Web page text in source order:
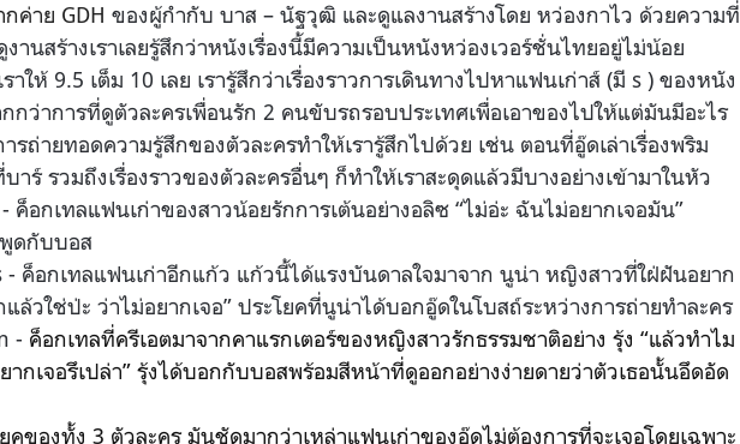
ค่าย GDH ของผู้กำกับ บาส – นัฐวุฒิ และดูแลงานสร้างโดย หว่องกาไว ด้วยความที่
านสร้างเราเลยรู้สึกว่าหนังเรื่องนี้มีความเป็นหนังหว่องเวอร์ชั่นไทยอยู่ไม่น้อย
าให้ 9.5 เต็ม 10 เลย เรารู้สึกว่าเรื่องราวการเดินทางไปหาแฟนเก่าส์ (มี s ) ของหนัง
กว่าการที่ดูตัวละครเพื่อนรัก 2 คนขับรถรอบประเทศเพื่อเอาของไปให้แต่มันมีอะไร
รถ่ายทอดความรู้สึกของตัวละครทำให้เรารู้สึกไปด้วย เช่น ตอนที่อู๊ดเล่าเรื่องพริม
ร์ รวมถึงเรื่องราวของตัวละครอื่นๆ ก็ทำให้เราสะดุดแล้วมีบางอย่างเข้ามาในหัว
อกเทลแฟนเก่าของสาวน้อยรักการเต้นอย่างอลิซ “ไม่อ่ะ ฉันไม่อยากเจอมัน”
ดกับบอส
ค็อกเทลแฟนเก่าอีกแก้ว แก้วนี้ได้แรงบันดาลใจมาจาก นูน่า หญิงสาวที่ใฝ่ฝันอยาก
แล้วใช่ป่ะ ว่าไม่อยากเจอ” ประโยคที่นูน่าได้บอกอู๊ดในโบสถ์ระหว่างการถ่ายทำละคร
- ค็อกเทลที่ครีเอตมาจากคาแรกเตอร์ของหญิงสาวรักธรรมชาติอย่าง รุ้ง “แล้วทำไม
ากเจอรึเปล่า” รุ้งได้บอกกับบอสพร้อมสีหน้าที่ดูออกอย่างง่ายดายว่าตัวเธอนั้นอึดอัด
ของทั้ง 3 ตัวละคร มันชัดมากว่าเหล่าแฟนเก่าของอู๊ดไม่ต้องการที่จะเจอโดยเฉพาะ